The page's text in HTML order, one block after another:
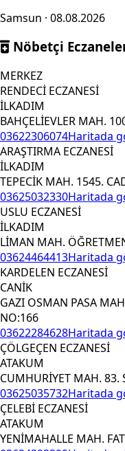
Samsun · 08.08.2026
Nöbetçi
MERKEZ
RENDECİ ECZANESİ
İLKADIM
BAHÇELİEVLER MAH.
03622306074Haritada
ARAŞTIRMA ECZANESİ
İLKADIM
TEPECİK MAH. 1545.
03625032330Haritada
USLU ECZANESİ
İLKADIM
LİMAN MAH.
03624464413Haritada
KARDELEN ECZANESİ
CANİK
GAZI OSMAN PASA
NO:166
03622284628Haritada
ÇÖLGEÇEN ECZANESİ
ATAKUM
CUMHURİYET MAH. 83.
03625035732Haritada
ÇELEBİ ECZANESİ
ATAKUM
YENİMAHALLE MAH.